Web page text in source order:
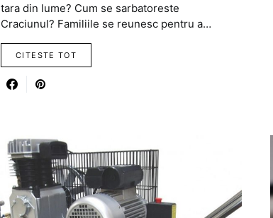
tara din lume? Cum se sarbatoreste
Craciunul? Familiile se reunesc pentru a…
CITESTE TOT